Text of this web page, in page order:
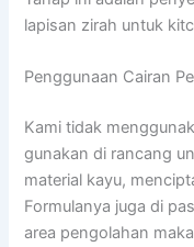
lapisan zirah untuk
Penggunaan Cairan
Kami tidak
gunakan di rancang
material kayu,
Formulanya juga di
area pengolahan